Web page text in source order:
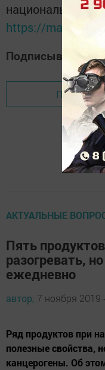
национальном
https://max.ru/
Перейти
АКТУАЛЬНЫЕ
Пять
разогревать,
ежедневно
автор, 7 ноября 2019
Ряд продуктов при
полезные свойства,
канцерогены. Об